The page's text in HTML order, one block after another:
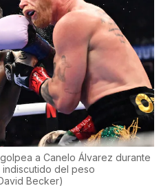
a Canelo Álvarez durante
del peso
Becker)